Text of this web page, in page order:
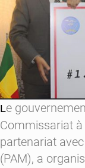
Le
Commissariat à
partenariat
(PAM), a